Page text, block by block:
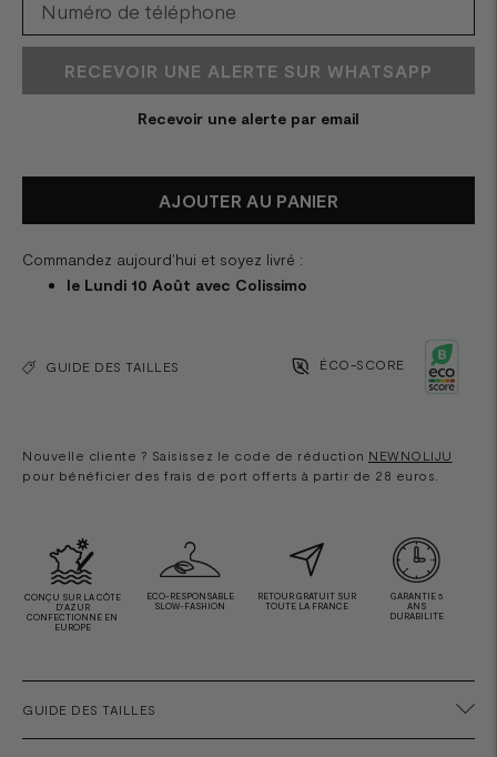
RECEVOIR UNE ALERTE SUR WHATSAPP
Recevoir une alerte par email
AJOUTER AU PANIER
Commandez aujourd'hui et soyez livré :
le Lundi 10 Août avec Colissimo
GUIDE DES TAILLES ÉCO-SCORE
Nouvelle cliente ? Saisissez le code de réduction NEWNOLIJU
pour bénéficier des frais de port offerts à partir de 28 euros.
CONÇU SUR LA CÔTE
D'AZUR
CONFECTIONNÉ EN
EUROPE
ECO-RESPONSABLE
SLOW-FASHION
RETOUR GRATUIT SUR
TOUTE LA FRANCE
GARANTIE 5
ANS
DURABILITE
GUIDE DES TAILLES